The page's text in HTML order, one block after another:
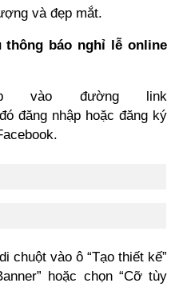
và đẹp mắt.
báo nghỉ lễ online
vào đường link
đăng nhập hoặc đăng ký
chuột vào ô “Tạo thiết kế”
hoặc chọn “Cỡ tùy